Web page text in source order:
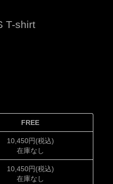
T-shirt
FREE
10,450円(税込)
在庫なし
10,450円(税込)
在庫なし